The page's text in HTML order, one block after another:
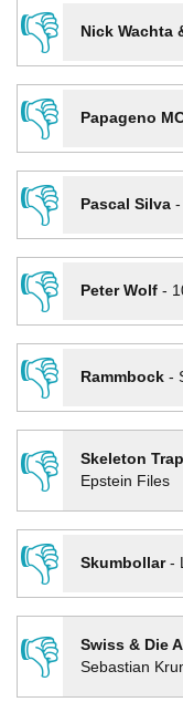
👎
Nick Wachta
👎
Papageno
👎
Pascal Silva-
👎
Peter Wolf-
👎
Rammbock-
👎
Skeleton
Epstein Files
👎
Skumbollar-
👎
Swiss & Die
Sebastian